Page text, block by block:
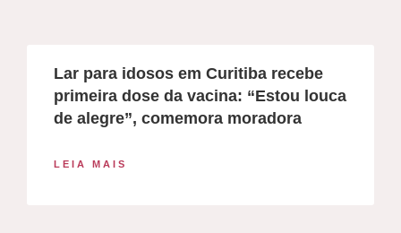
Lar para idosos em Curitiba recebe
primeira dose da vacina: “Estou louca
de alegre”, comemora moradora
LEIA MAIS